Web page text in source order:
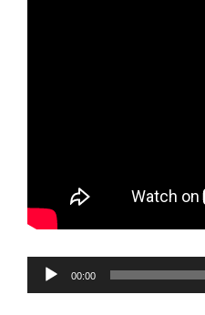
Reproductor
00:00